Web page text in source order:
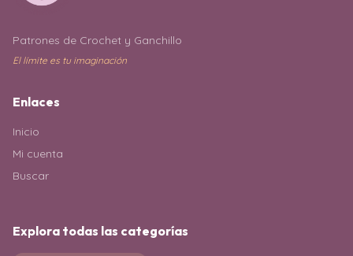
Patrones de Crochet y Ganchillo
El límite es tu imaginación
Enlaces
Inicio
Mi cuenta
Buscar
Explora todas las categorías